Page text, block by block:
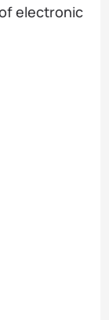
electronic